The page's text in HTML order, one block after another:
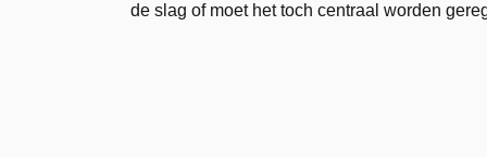
de slag of moet het toch centraal worden